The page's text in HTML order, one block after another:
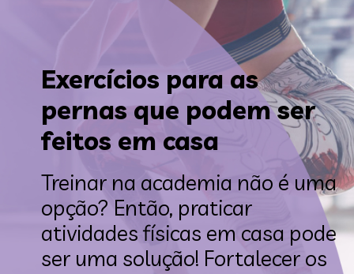
Exercícios para as
pernas que podem ser
feitos em casa
Treinar na academia não é uma
opção? Então, praticar
atividades físicas em casa pode
ser uma solução! Fortalecer os